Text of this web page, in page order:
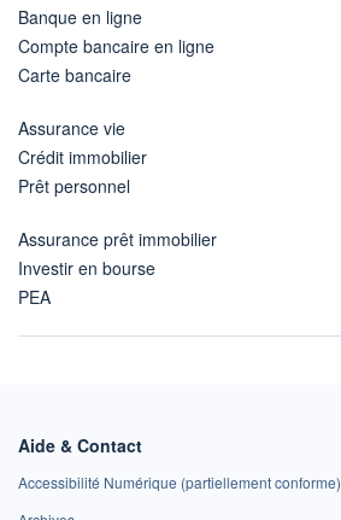
Banque en ligne
Compte bancaire en ligne
Carte bancaire
Assurance vie
Crédit immobilier
Prêt personnel
Assurance prêt immobilier
Investir en bourse
PEA
Aide & Contact
Accessibilité Numérique (partiellement conforme)